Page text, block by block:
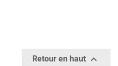
Retour en haut 